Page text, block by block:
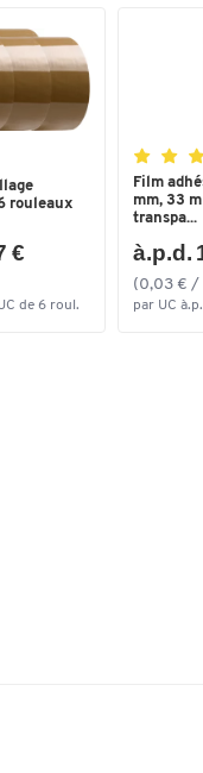
RAL 5010
rouleaux
€
de 6 roul.
Film
mm, 33
transpa...
à.p.d.
(0,03 € /
par UC